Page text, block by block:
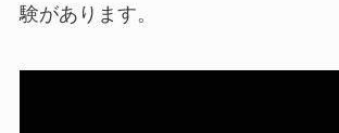
験があります。